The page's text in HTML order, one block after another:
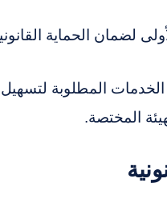
لضمان الحماية
الخدمات المطلوبة
المختصة.